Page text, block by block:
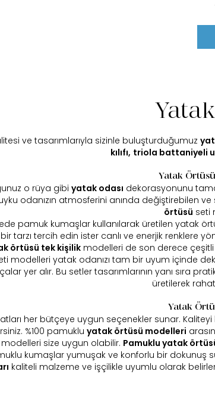
ve tasarımlarıyla sizinle buluşturduğumuz
kılıfı, triola battaniyeli
Yatak
o rüya gibi yatak odası dekorasyonunu
odanızın atmosferini anında değiştirebilen
örtüsü seti
pamuk kumaşlar kullanılarak üretilen yatak
tarzı tercih edin ister canlı ve enerjik renklere
örtüsü tek kişilik modelleri de son derece çeşitli
modelleri yatak odanızı tam bir uyum içinde
yer alır. Bu setler tasarımlarının yanı sıra
üretilerek
Yatak
her bütçeye uygun seçenekler sunar.
%100 pamuklu yatak örtüsü modelleri
size uygun olabilir. Pamuklu yatak
kumaşlar yumuşak ve konforlu bir dokunuş
kaliteli malzeme ve işçilikle uyumlu olarak